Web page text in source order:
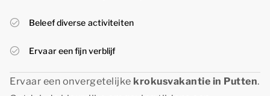
Beleef diverse activiteiten
Ervaar een fijn verblijf
Ervaar een onvergetelijke krokusvakantie in Putten.